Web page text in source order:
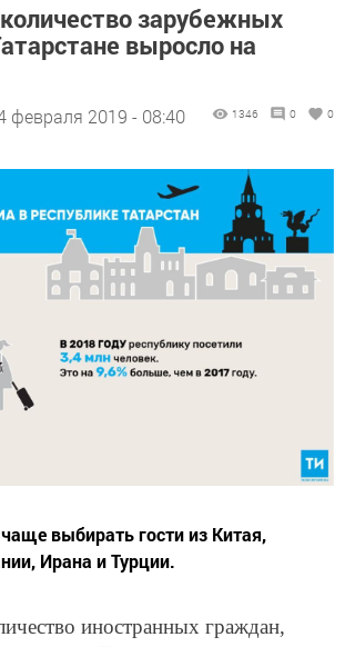
зарубежных
выросло на
февраля 2019 - 08:40 1346 0 0
выбирать гости из Китая,
Ирана и Турции.
иностранных граждан,